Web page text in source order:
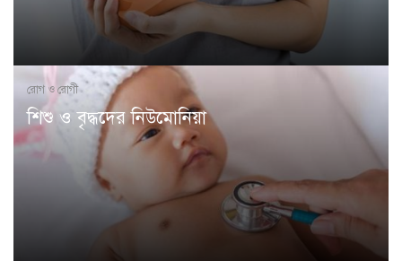
রোগ ও রোগী
শিশু ও বৃদ্ধদের নিউমোনিয়া